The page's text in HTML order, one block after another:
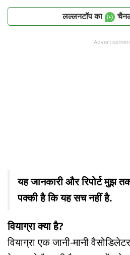
लल्लनटॉप का
यह जानकारी और रिपोर्ट मुझ
पक्की है कि यह सच नहीं है.
वियाग्रा क्या है?
वियाग्रा एक जानी-मानी